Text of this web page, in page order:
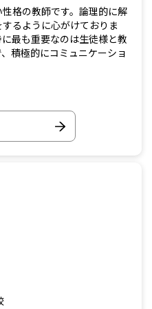
格の教師です。論理的に解
るように心がけておりま
最も重要なのは生徒様と教
積極的にコミュニケーショ